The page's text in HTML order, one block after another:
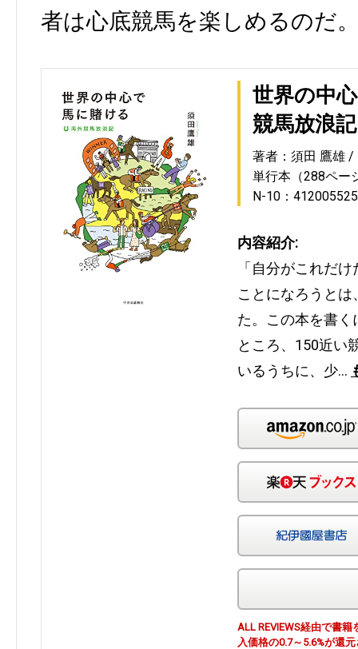
者は心底競馬を楽しめるのだ
世界の中
競馬放浪記
著者：須田 鷹雄
単行本（288ペー
N-10：
内容紹介:
「自分がこれだ
ことになろうと
た。この本を書
ところ、150近い
いるうちに、少…
ALL REVIEWS経由で書
入価格の0.7～5.6%が還